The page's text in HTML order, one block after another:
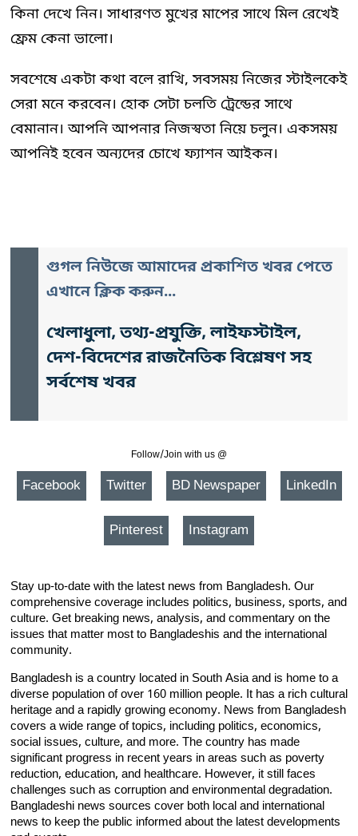
কিনা দেখে নিন। সাধারণত মুখের মাপের সাথে মিল রেখেই
ফ্রেম কেনা ভালো।
সবশেষে একটা কথা বলে রাখি, সবসময় নিজের স্টাইলকেই
সেরা মনে করবেন। হোক সেটা চলতি ট্রেন্ডের সাথে
বেমানান। আপনি আপনার নিজস্বতা নিয়ে চলুন। একসময়
আপনিই হবেন অন্যদের চোখে ফ্যাশন আইকন।
গুগল নিউজে আমাদের প্রকাশিত খবর পেতে
এখানে ক্লিক করুন...
খেলাধুলা, তথ্য-প্রযুক্তি, লাইফস্টাইল,
দেশ-বিদেশের রাজনৈতিক বিশ্লেষণ সহ
সর্বশেষ খবর
Follow/Join with us @
Facebook Twitter BD Newspaper LinkedIn
Pinterest Instagram
Stay up-to-date with the latest news from Bangladesh. Our
comprehensive coverage includes politics, business, sports, and
culture. Get breaking news, analysis, and commentary on the
issues that matter most to Bangladeshis and the international
community.
Bangladesh is a country located in South Asia and is home to a
diverse population of over 160 million people. It has a rich cultural
heritage and a rapidly growing economy. News from Bangladesh
covers a wide range of topics, including politics, economics,
social issues, culture, and more. The country has made
significant progress in recent years in areas such as poverty
reduction, education, and healthcare. However, it still faces
challenges such as corruption and environmental degradation.
Bangladeshi news sources cover both local and international
news to keep the public informed about the latest developments